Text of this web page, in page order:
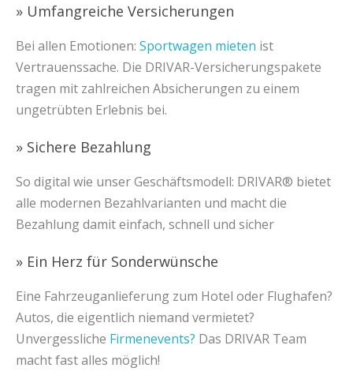
» Umfangreiche Versicherungen
Bei allen Emotionen: Sportwagen mieten ist
Vertrauenssache. Die DRIVAR-Versicherungspakete
tragen mit zahlreichen Absicherungen zu einem
ungetrübten Erlebnis bei.
» Sichere Bezahlung
So digital wie unser Geschäftsmodell: DRIVAR® bietet
alle modernen Bezahlvarianten und macht die
Bezahlung damit einfach, schnell und sicher
» Ein Herz für Sonderwünsche
Eine Fahrzeuganlieferung zum Hotel oder Flughafen?
Autos, die eigentlich niemand vermietet?
Unvergessliche Firmenevents? Das DRIVAR Team
macht fast alles möglich!